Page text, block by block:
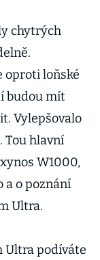
chytrých
oproti loňské
budou mít
Vylepšovalo
Tou hlavní
W1000,
a o poznání
Ultra.
Ultra podíváte